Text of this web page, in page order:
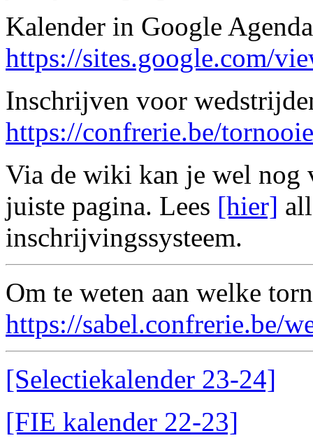
Kalender in Google
https://sites.google.com/
Inschrijven voor
https://confrerie.be/
Via de wiki kan je wel nog
juiste pagina. Lees [hier]
inschrijvingssysteem.
Om te weten aan welke
https://sabel.confrerie.be/
[Selectiekalender 23-24]
[FIE kalender 22-23]